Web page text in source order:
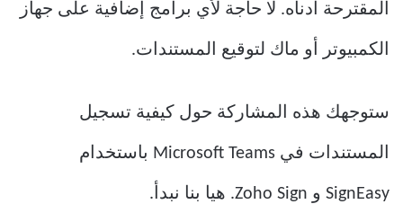
المقترحة أدناه. لا حاجة لأي برامج إضافية على جهاز
الكمبيوتر أو ماك لتوقيع المستندات.
ستوجهك هذه المشاركة حول كيفية تسجيل
المستندات في Microsoft Teams باستخدام
SignEasy و Zoho Sign. هيا بنا نبدأ.